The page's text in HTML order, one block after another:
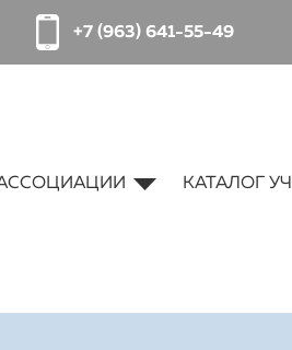
+7 (963) 641-55-49
КАТАЛОГ